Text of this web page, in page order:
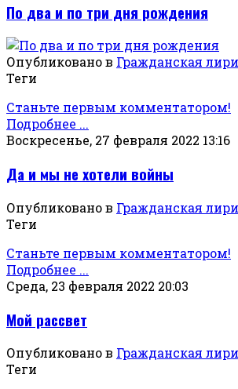
По два и по три дня рождения
Опубликовано в Гражданская
Теги
Станьте первым комментатором!
Подробнее ...
Воскресенье, 27 февраля 2022 13:16
Да и мы не хотели войны
Опубликовано в Гражданская
Теги
Станьте первым комментатором!
Подробнее ...
Среда, 23 февраля 2022 20:03
Мой рассвет
Опубликовано в Гражданская
Теги